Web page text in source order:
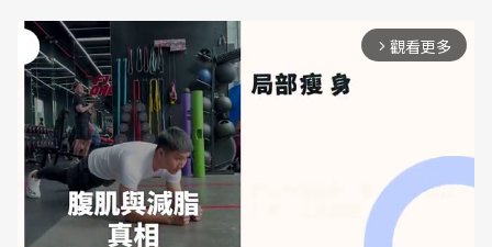
arrow_forward_ios 觀看更多